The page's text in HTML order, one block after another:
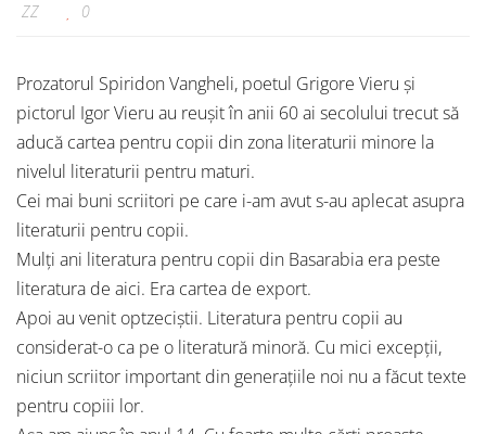
ZZ
0
Prozatorul Spiridon Vangheli, poetul Grigore Vieru și
pictorul Igor Vieru au reușit în anii 60 ai secolului trecut să
aducă cartea pentru copii din zona literaturii minore la
nivelul literaturii pentru maturi.
Cei mai buni scriitori pe care i-am avut s-au aplecat asupra
literaturii pentru copii.
Mulți ani literatura pentru copii din Basarabia era peste
literatura de aici. Era cartea de export.
Apoi au venit optzeciștii. Literatura pentru copii au
considerat-o ca pe o literatură minoră. Cu mici excepții,
niciun scriitor important din generațiile noi nu a făcut texte
pentru copiii lor.